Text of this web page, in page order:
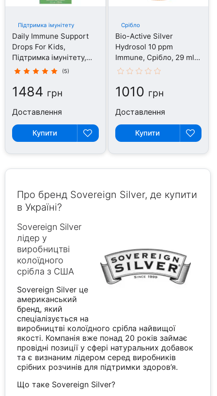
Підтримка імунітету
Daily Immune Support
Drops For Kids,
Підтримка імунітету,
118 мл
(5)
1484 грн
Доставлення
Купити
Срібло
Bio-Active Silver
Hydrosol 10 ppm
Immune, Срібло, 29 ml
Twist Top Bottle
1010 грн
Доставлення
Купити
Про бренд Sovereign Silver, де купити
в Україні?
Sovereign Silver
лідер у
виробництві
колоїдного
срібла з США
Sovereign Silver це
американський
бренд, який
спеціалізується на
виробництві колоїдного срібла найвищої
якості. Компанія вже понад 20 років займає
провідні позиції у сфері натуральних добавок
та є визнаним лідером серед виробників
срібних розчинів для підтримки здоров’я.
Що таке Sovereign Silver?